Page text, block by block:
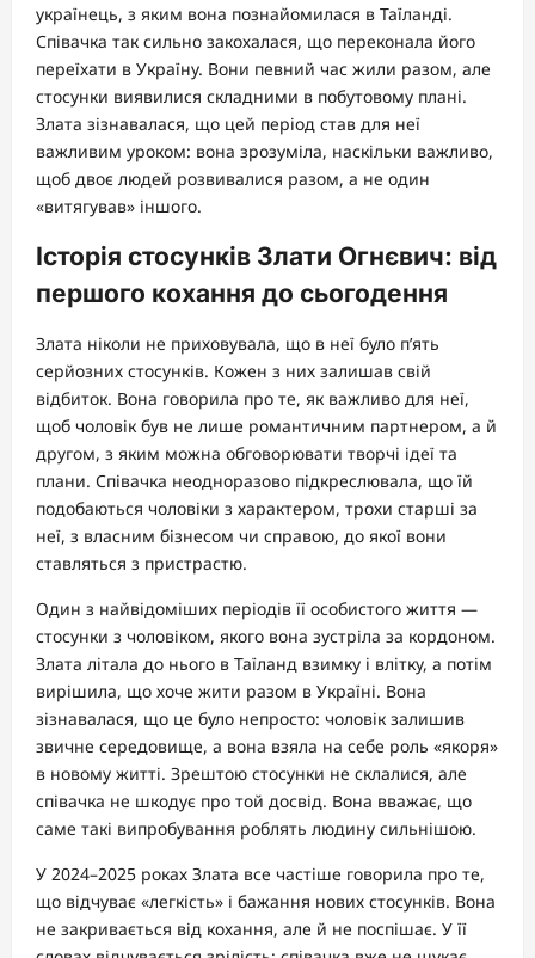
українець, з яким вона познайомилася в Таїланді.
Співачка так сильно закохалася, що переконала його
переїхати в Україну. Вони певний час жили разом, але
стосунки виявилися складними в побутовому плані.
Злата зізнавалася, що цей період став для неї
важливим уроком: вона зрозуміла, наскільки важливо,
щоб двоє людей розвивалися разом, а не один
«витягував» іншого.
Історія стосунків Злати Огнєвич: від
першого кохання до сьогодення
Злата ніколи не приховувала, що в неї було п’ять
серйозних стосунків. Кожен з них залишав свій
відбиток. Вона говорила про те, як важливо для неї,
щоб чоловік був не лише романтичним партнером, а й
другом, з яким можна обговорювати творчі ідеї та
плани. Співачка неодноразово підкреслювала, що їй
подобаються чоловіки з характером, трохи старші за
неї, з власним бізнесом чи справою, до якої вони
ставляться з пристрастю.
Один з найвідоміших періодів її особистого життя —
стосунки з чоловіком, якого вона зустріла за кордоном.
Злата літала до нього в Таїланд взимку і влітку, а потім
вирішила, що хоче жити разом в Україні. Вона
зізнавалася, що це було непросто: чоловік залишив
звичне середовище, а вона взяла на себе роль «якоря»
в новому житті. Зрештою стосунки не склалися, але
співачка не шкодує про той досвід. Вона вважає, що
саме такі випробування роблять людину сильнішою.
У 2024–2025 роках Злата все частіше говорила про те,
що відчуває «легкість» і бажання нових стосунків. Вона
не закривається від кохання, але й не поспішає. У її